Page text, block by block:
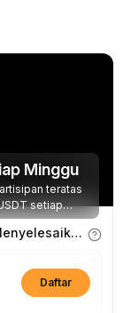
Minggu
teratas
setiap
Dapatkan Poin Pengalaman dengan Menyelesaikan Tugas
Daftar